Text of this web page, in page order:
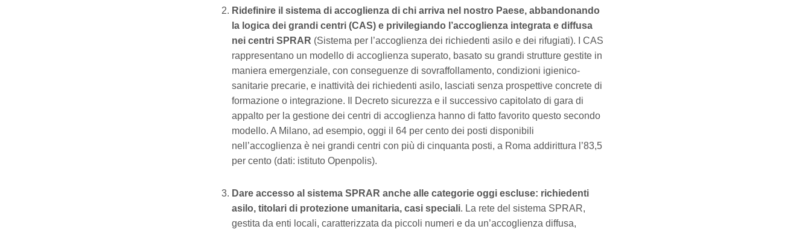
Ridefinire il sistema di accoglienza di chi arriva nel nostro Paese, abbandonando
la logica dei grandi centri (CAS) e privilegiando l’accoglienza integrata e diffusa
nei centri SPRAR (Sistema per l’accoglienza dei richiedenti asilo e dei rifugiati). I CAS
rappresentano un modello di accoglienza superato, basato su grandi strutture gestite in
maniera emergenziale, con conseguenze di sovraffollamento, condizioni igienico-
sanitarie precarie, e inattività dei richiedenti asilo, lasciati senza prospettive concrete di
formazione o integrazione. Il Decreto sicurezza e il successivo capitolato di gara di
appalto per la gestione dei centri di accoglienza hanno di fatto favorito questo secondo
modello. A Milano, ad esempio, oggi il 64 per cento dei posti disponibili
nell’accoglienza è nei grandi centri con più di cinquanta posti, a Roma addirittura l’83,5
per cento (dati: istituto Openpolis).
Dare accesso al sistema SPRAR anche alle categorie oggi escluse: richiedenti
asilo, titolari di protezione umanitaria, casi speciali. La rete del sistema SPRAR,
gestita da enti locali, caratterizzata da piccoli numeri e da un’accoglienza diffusa,